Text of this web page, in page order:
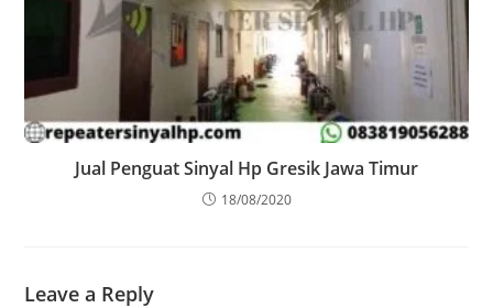
Jual Penguat Sinyal Hp Gresik Jawa Timur
18/08/2020
Leave a Reply